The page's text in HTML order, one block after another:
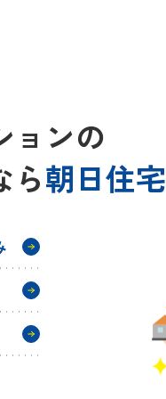
ョンの
ら朝日住宅